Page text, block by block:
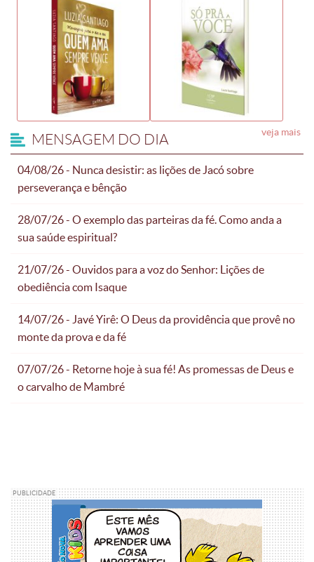
MENSAGEM DO DIA
04/08/26 - Nunca desistir: as lições de Jacó sobre
perseverança e bênção
28/07/26 - O exemplo das parteiras da fé. Como anda a
sua saúde espiritual?
21/07/26 - Ouvidos para a voz do Senhor: Lições de
obediência com Isaque
14/07/26 - Javé Yirê: O Deus da providência que provê no
monte da prova e da fé
07/07/26 - Retorne hoje à sua fé! As promessas de Deus e
o carvalho de Mambré
veja mais
PUBLICIDADE